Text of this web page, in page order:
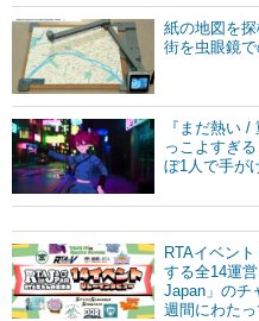
紙の地図を
街を虫眼鏡
『まだ熱い
っこよすぎ
ぼ1人で手が
RTAイベン
する全14運
Japan」のチ
週間にわた